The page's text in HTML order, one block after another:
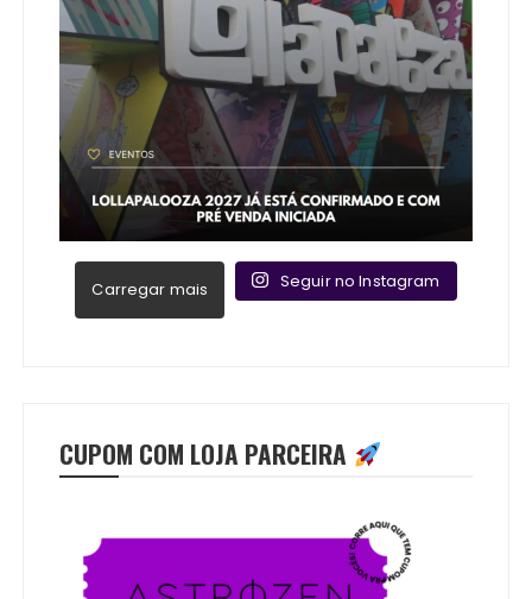
Carregar mais Seguir no Instagram
CUPOM COM LOJA PARCEIRA